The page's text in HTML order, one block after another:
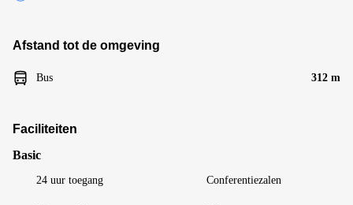
Afstand tot de omgeving
Bus 312 m
Faciliteiten
Basic
24 uur toegang Conferentiezalen